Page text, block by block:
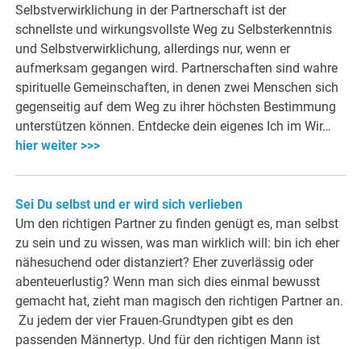
Selbstverwirklichung in der Partnerschaft ist der
schnellste und wirkungsvollste Weg zu Selbsterkenntnis
und Selbstverwirklichung, allerdings nur, wenn er
aufmerksam gegangen wird. Partnerschaften sind wahre
spirituelle Gemeinschaften, in denen zwei Menschen sich
gegenseitig auf dem Weg zu ihrer höchsten Bestimmung
unterstützen können. Entdecke dein eigenes Ich im Wir…
hier weiter >>>
Sei Du selbst und er wird sich verlieben
Um den richtigen Partner zu finden genügt es, man selbst
zu sein und zu wissen, was man wirklich will: bin ich eher
nähesuchend oder distanziert? Eher zuverlässig oder
abenteuerlustig? Wenn man sich dies einmal bewusst
gemacht hat, zieht man magisch den richtigen Partner an.
Zu jedem der vier Frauen-Grundtypen gibt es den
passenden Männertyp. Und für den richtigen Mann ist